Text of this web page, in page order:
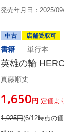
発売年月日：2025/
中古 店舗受取可
書籍 単行本
英雄の輪
真藤順丈
¥1,650円 定価よ
1,925円(6/12時点の